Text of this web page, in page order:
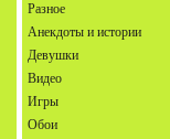
Разное
Анекдоты и истории
Девушки
Видео
Игры
Обои